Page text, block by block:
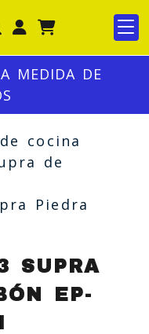
Identifícate
MEDIDA DE
cocina
de
Piedra
SUPRA
EP-